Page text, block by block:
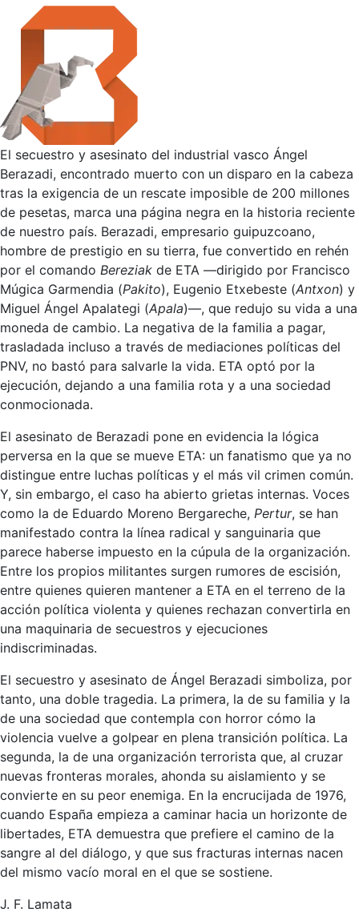
El secuestro y asesinato del industrial vasco Ángel
Berazadi, encontrado muerto con un disparo en la cabeza
tras la exigencia de un rescate imposible de 200 millones
de pesetas, marca una página negra en la historia reciente
de nuestro país. Berazadi, empresario guipuzcoano,
hombre de prestigio en su tierra, fue convertido en rehén
por el comando Bereziak de ETA —dirigido por Francisco
Múgica Garmendia (Pakito), Eugenio Etxebeste (Antxon) y
Miguel Ángel Apalategi (Apala)—, que redujo su vida a una
moneda de cambio. La negativa de la familia a pagar,
trasladada incluso a través de mediaciones políticas del
PNV, no bastó para salvarle la vida. ETA optó por la
ejecución, dejando a una familia rota y a una sociedad
conmocionada.
El asesinato de Berazadi pone en evidencia la lógica
perversa en la que se mueve ETA: un fanatismo que ya no
distingue entre luchas políticas y el más vil crimen común.
Y, sin embargo, el caso ha abierto grietas internas. Voces
como la de Eduardo Moreno Bergareche, Pertur, se han
manifestado contra la línea radical y sanguinaria que
parece haberse impuesto en la cúpula de la organización.
Entre los propios militantes surgen rumores de escisión,
entre quienes quieren mantener a ETA en el terreno de la
acción política violenta y quienes rechazan convertirla en
una maquinaria de secuestros y ejecuciones
indiscriminadas.
El secuestro y asesinato de Ángel Berazadi simboliza, por
tanto, una doble tragedia. La primera, la de su familia y la
de una sociedad que contempla con horror cómo la
violencia vuelve a golpear en plena transición política. La
segunda, la de una organización terrorista que, al cruzar
nuevas fronteras morales, ahonda su aislamiento y se
convierte en su peor enemiga. En la encrucijada de 1976,
cuando España empieza a caminar hacia un horizonte de
libertades, ETA demuestra que prefiere el camino de la
sangre al del diálogo, y que sus fracturas internas nacen
del mismo vacío moral en el que se sostiene.
J. F. Lamata